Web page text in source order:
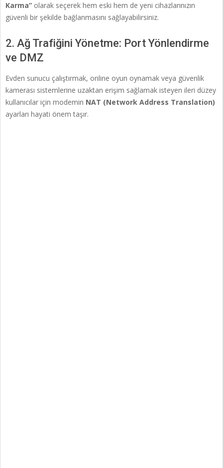
Karma” olarak seçerek hem eski hem de yeni cihazlarınızın
güvenli bir şekilde bağlanmasını sağlayabilirsiniz.
2. Ağ Trafiğini Yönetme: Port Yönlendirme
ve DMZ
Evden sunucu çalıştırmak, online oyun oynamak veya güvenlik
kamerası sistemlerine uzaktan erişim sağlamak isteyen ileri düzey
kullanıcılar için modemin NAT (Network Address Translation)
ayarları hayati önem taşır.